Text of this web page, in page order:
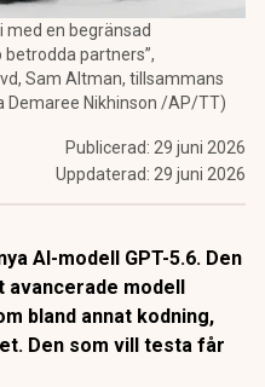
med en begränsad
partners”,
Sam Altman, tillsammans
Demaree Nikhinson /AP/TT)
Publicerad: 29 juni 2026
Uppdaterad: 29 juni 2026
AI-modell GPT-5.6. Den
avancerade modell
bland annat kodning,
Den som vill testa får